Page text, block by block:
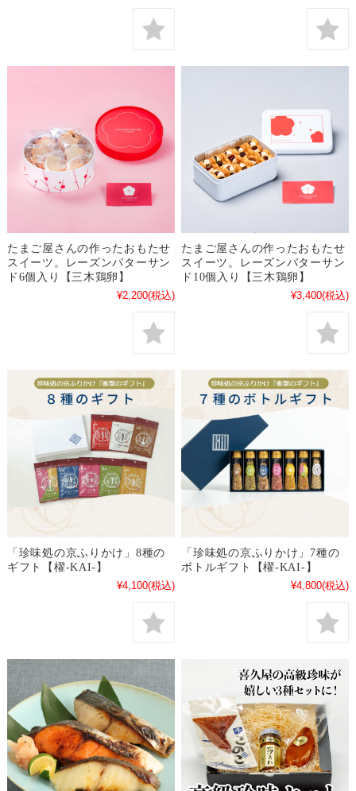
たまご屋さんの作ったおもたせ
スイーツ。レーズンバターサン
ド6個入り【三木鶏卵】
¥2,200(税込)
たまご屋さんの作ったおもたせ
スイーツ。レーズンバターサン
ド10個入り【三木鶏卵】
¥3,400(税込)
「珍味処の京ふりかけ」8種の
ギフト【櫂-KAI-】
¥4,100(税込)
「珍味処の京ふりかけ」7種の
ボトルギフト【櫂-KAI-】
¥4,800(税込)